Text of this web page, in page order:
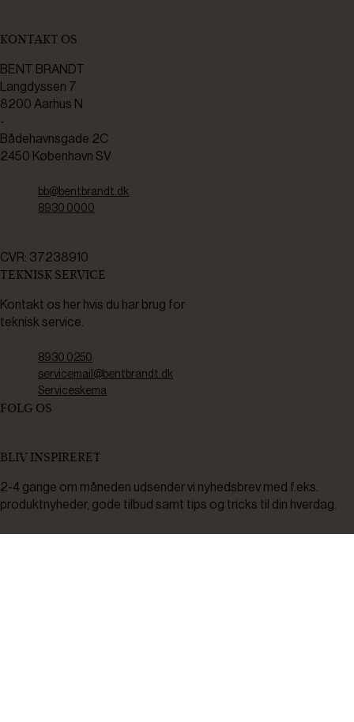
KONTAKT OS
BENT BRANDT
Langdyssen 7
8200 Aarhus N
-
Bådehavnsgade 2C
2450 København SV
bb@bentbrandt.dk
8930 0000
CVR: 37238910
TEKNISK SERVICE
Kontakt os her hvis du har brug for
teknisk service.
8930 0250
servicemail@bentbrandt.dk
Serviceskema
FØLG OS
BLIV INSPIRERET
2-4 gange om måneden udsender vi nyhedsbrev med f.eks.
produktnyheder, gode tilbud samt tips og tricks til din hverdag.